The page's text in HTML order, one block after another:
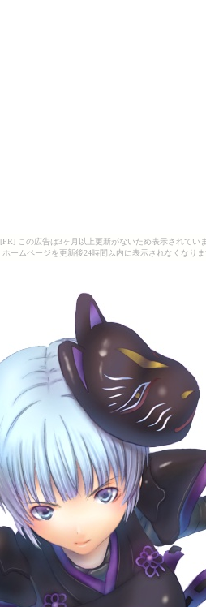
[PR] この広告は3ヶ月以上更新がないため表示されていま
ホームページを更新後24時間以内に表示されなくなりま